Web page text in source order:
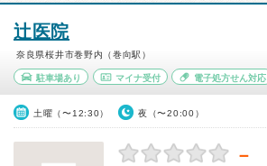
辻医院
奈良県桜井市巻野内（巻向駅）
駐車場あり マイナ受付 電子処方せん対応
土曜（〜12:30） 夜（〜20:00）
－